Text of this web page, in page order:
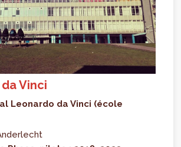
Vinci
Leonardo da Vinci (école